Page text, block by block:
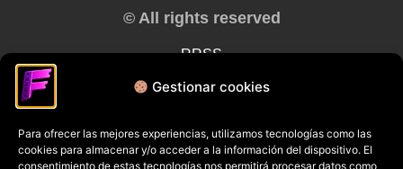
Gestionar cookies
Para ofrecer las mejores experiencias, utilizamos tecnologías como las
cookies para almacenar y/o acceder a la información del dispositivo. El
consentimiento de estas tecnologías nos permitirá procesar datos como
© All rights reserved
RRSS